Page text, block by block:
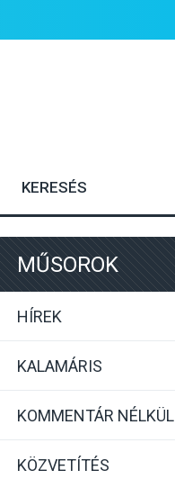
MŰSOROK
HÍREK
KALAMÁRIS
KOMMENTÁR NÉLKÜL
KÖZVETÍTÉS